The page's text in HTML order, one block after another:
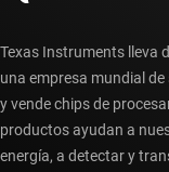
Texas Instruments lleva
una empresa mundial
y vende chips de
productos ayudan a
energía, a detectar y